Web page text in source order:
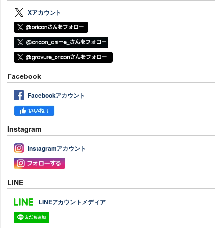
Xアカウント
Facebook
Facebookアカウント
Instagram
Instagramアカウント
LINE
LINEアカウントメディア